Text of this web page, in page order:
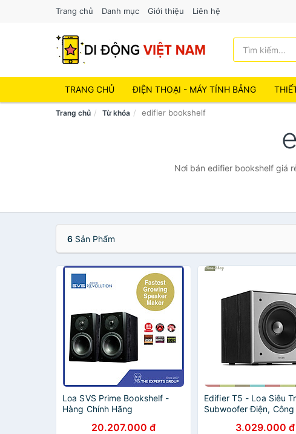
Trang chủ Danh mục Giới thiệu Liên hệ
TRANG CHỦ ĐIỆN THOẠI - MÁY TÍNH BẢNG
Trang chủ Từ khóa edifier bookshelf
Nơi bán edifier bookshelf giá
6 Sản Phẩm
Loa SVS Prime Bookshelf -
Hàng Chính Hãng
20.207.000 đ
Edifier T5 - Loa Siêu
Subwoofer Điện, Công
3.029.000 đ